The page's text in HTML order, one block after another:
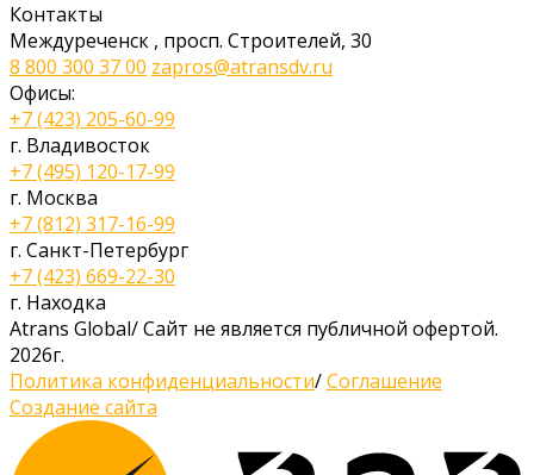
Контакты
Междуреченск , просп. Строителей, 30
8 800 300 37 00 zapros@atransdv.ru
Офисы:
+7 (423) 205-60-99
г. Владивосток
+7 (495) 120-17-99
г. Москва
+7 (812) 317-16-99
г. Санкт-Петербург
+7 (423) 669-22-30
г. Находка
Atrans Global/Сайт не является публичной офертой.
2026г.
Политика конфиденциальности/Соглашение
Создание сайта